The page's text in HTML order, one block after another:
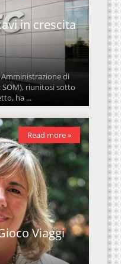
in crescita
Amministrazione di
SOM), riunitosi sotto
ha ...
Viaggi
Read more »